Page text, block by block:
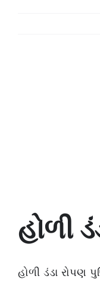
હોળી
હોળી ડંડા રોપણ